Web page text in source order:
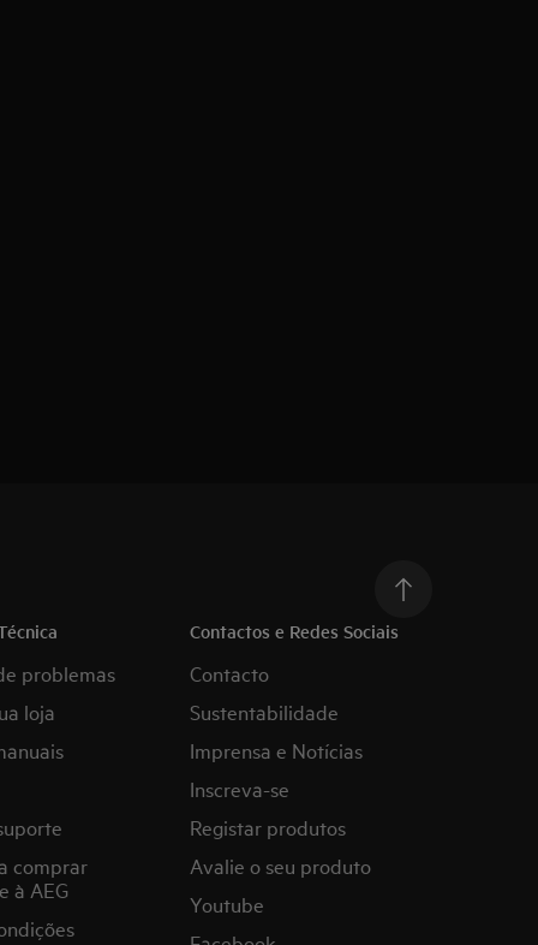
problemas
loja
comprar
à AEG
Contactos e Redes Sociais
Contacto
Sustentabilidade
Imprensa e Notícias
Inscreva-se
Registar produtos
Avalie o seu produto
Youtube